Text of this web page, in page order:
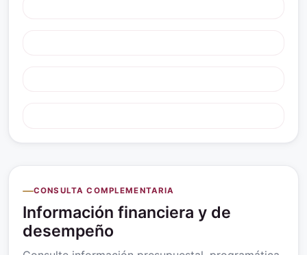
CONSULTA COMPLEMENTARIA
Información financiera y de
desempeño